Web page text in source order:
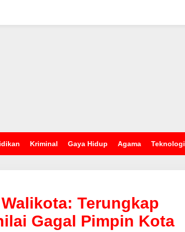
Kriminal Gaya Hidup Agama Teknologi
Terungkap
Gagal Pimpin Kota